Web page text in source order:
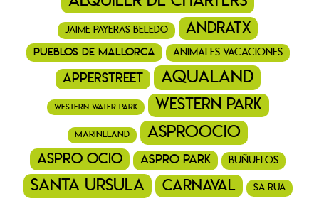
jaime payeras beledo andratx
pueblos de mallorca animales vacaciones
ApperStreet aqualand
western water park western park
marineland asproocio
aspro ocio aspro park buñuelos
santa ursula Carnaval Sa Rua